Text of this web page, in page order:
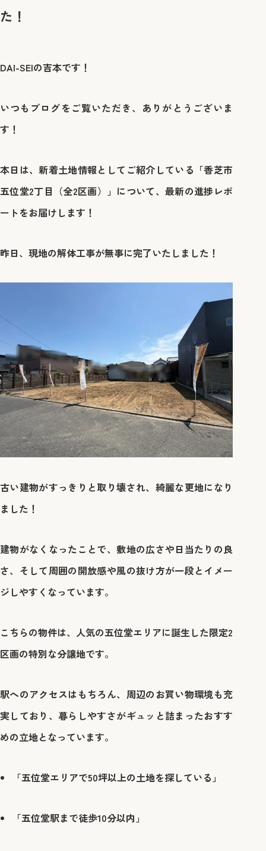
た！
DAI-SEIの吉本です！
いつもブログをご覧いただき、ありがとうございま
す！
本日は、新着土地情報としてご紹介している「香芝市
五位堂2丁目（全2区画）」について、最新の進捗レポ
ートをお届けします！
昨日、現地の解体工事が無事に完了いたしました！
古い建物がすっきりと取り壊され、綺麗な更地になり
ました！
建物がなくなったことで、敷地の広さや日当たりの良
さ、そして周囲の開放感や風の抜け方が一段とイメー
ジしやすくなっています。
こちらの物件は、人気の五位堂エリアに誕生した限定2
区画の特別な分譲地です。
駅へのアクセスはもちろん、周辺のお買い物環境も充
実しており、暮らしやすさがギュッと詰まったおすす
めの立地となっています。
「五位堂エリアで50坪以上の土地を探している」
「五位堂駅まで徒歩10分以内」